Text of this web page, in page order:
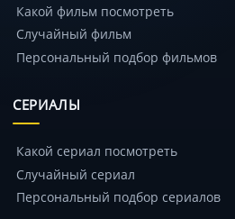
Какой фильм посмотреть
Случайный фильм
Персональный подбор фильмов
СЕРИАЛЫ
Какой сериал посмотреть
Случайный сериал
Персональный подбор сериалов